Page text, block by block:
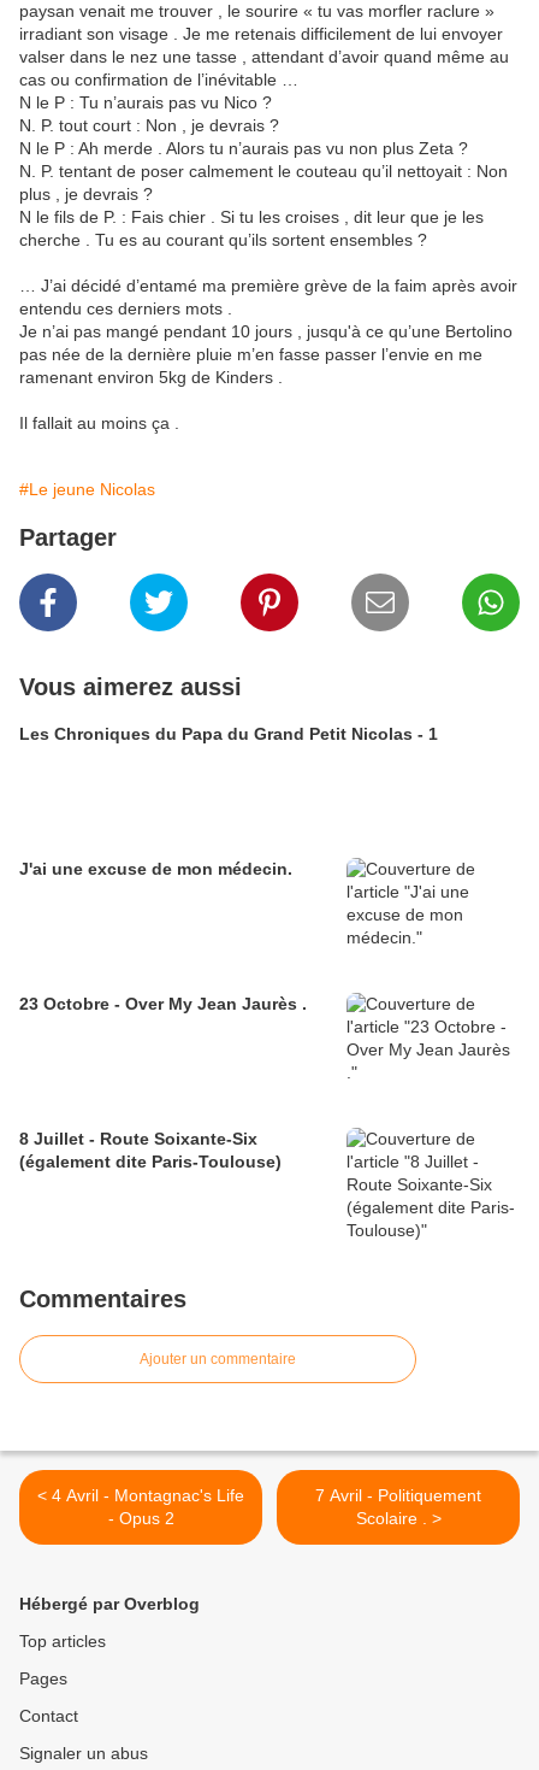
paysan venait me trouver , le sourire « tu vas morfler raclure »
irradiant son visage . Je me retenais difficilement de lui envoyer
valser dans le nez une tasse , attendant d’avoir quand même au
cas ou confirmation de l’inévitable …
N le P : Tu n’aurais pas vu Nico ?
N. P. tout court : Non , je devrais ?
N le P : Ah merde . Alors tu n’aurais pas vu non plus Zeta ?
N. P. tentant de poser calmement le couteau qu’il nettoyait : Non
plus , je devrais ?
N le fils de P. : Fais chier . Si tu les croises , dit leur que je les
cherche . Tu es au courant qu’ils sortent ensembles ?
… J’ai décidé d’entamé ma première grève de la faim après avoir
entendu ces derniers mots .
Je n’ai pas mangé pendant 10 jours , jusqu'à ce qu’une Bertolino
pas née de la dernière pluie m’en fasse passer l’envie en me
ramenant environ 5kg de Kinders .
Il fallait au moins ça .
#Le jeune Nicolas
Partager
Vous aimerez aussi
Les Chroniques du Papa du Grand Petit Nicolas - 1
J'ai une excuse de mon médecin.
23 Octobre - Over My Jean Jaurès .
8 Juillet - Route Soixante-Six
(également dite Paris-Toulouse)
Commentaires
Ajouter un commentaire
< 4 Avril - Montagnac's Life
- Opus 2
7 Avril - Politiquement
Scolaire . >
Hébergé par Overblog
Top articles
Pages
Contact
Signaler un abus